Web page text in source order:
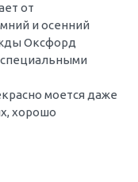
от
и осенний
Оксфорд
моется даже
хорошо